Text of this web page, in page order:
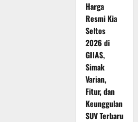
Harga
Resmi Kia
Seltos
2026 di
GIIAS,
Simak
Varian,
Fitur, dan
Keunggulan
SUV Terbaru